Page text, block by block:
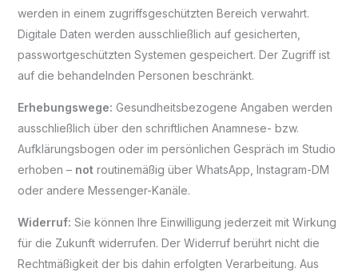
werden in einem zugriffsgeschützten Bereich verwahrt.
Digitale Daten werden ausschließlich auf gesicherten,
passwortgeschützten Systemen gespeichert. Der Zugriff ist
auf die behandelnden Personen beschränkt.
Erhebungswege: Gesundheitsbezogene Angaben werden
ausschließlich über den schriftlichen Anamnese- bzw.
Aufklärungsbogen oder im persönlichen Gespräch im Studio
erhoben – notroutinemäßig über WhatsApp, Instagram-DM
oder andere Messenger-Kanäle.
Widerruf: Sie können Ihre Einwilligung jederzeit mit Wirkung
für die Zukunft widerrufen. Der Widerruf berührt nicht die
Rechtmäßigkeit der bis dahin erfolgten Verarbeitung. Aus